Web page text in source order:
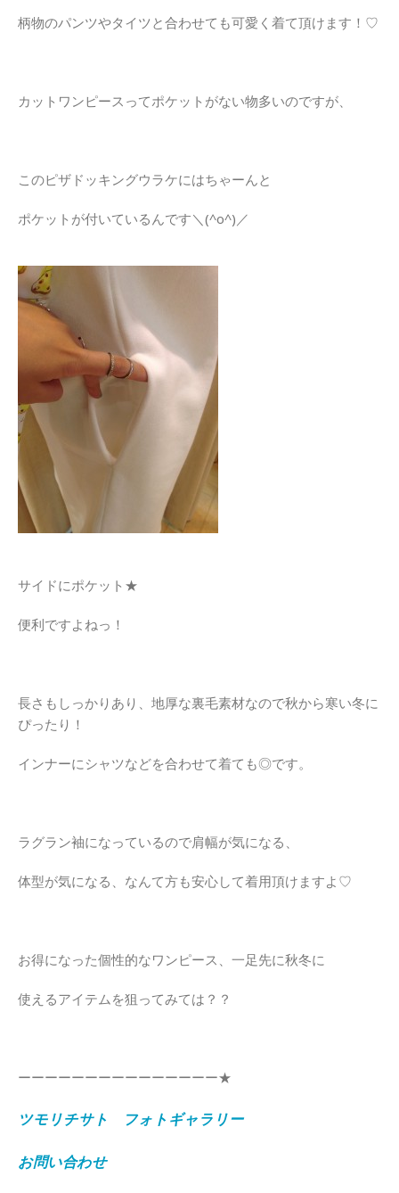
柄物のパンツやタイツと合わせても可愛く着て頂けます！♡
カットワンピースってポケットがない物多いのですが、
このピザドッキングウラケにはちゃーんと
ポケットが付いているんです＼(^o^)／
サイドにポケット★
便利ですよねっ！
長さもしっかりあり、地厚な裏毛素材なので秋から寒い冬に
ぴったり！
インナーにシャツなどを合わせて着ても◎です。
ラグラン袖になっているので肩幅が気になる、
体型が気になる、なんて方も安心して着用頂けますよ♡
お得になった個性的なワンピース、一足先に秋冬に
使えるアイテムを狙ってみては？？
ーーーーーーーーーーーーーーー★
ツモリチサト フォトギャラリー
お問い合わせ